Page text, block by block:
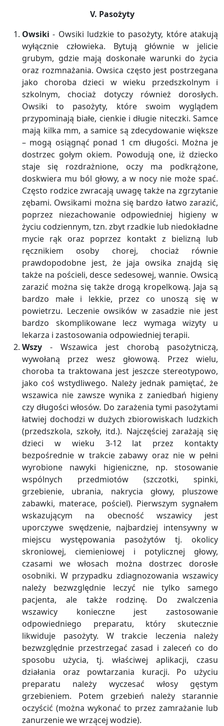
V. Pasożyty
Owsiki - Owsiki ludzkie to pasożyty, które atakują
wyłącznie człowieka. Bytują głównie w jelicie
grubym, gdzie mają doskonałe warunki do życia
oraz rozmnażania. Owsica często jest postrzegana
jako choroba dzieci w wieku przedszkolnym i
szkolnym, chociaż dotyczy również dorosłych.
Owsiki to pasożyty, które swoim wyglądem
przypominają białe, cienkie i długie niteczki. Samce
mają kilka mm, a samice są zdecydowanie większe
– mogą osiągnąć ponad 1 cm długości. Można je
dostrzec gołym okiem. Powodują one, iż dziecko
staje się rozdrażnione, oczy ma podkrążone,
doskwiera mu ból głowy, a w nocy nie może spać.
Często rodzice zwracają uwagę także na zgrzytanie
zębami. Owsikami można się bardzo łatwo zarazić,
poprzez niezachowanie odpowiedniej higieny w
życiu codziennym, tzn. zbyt rzadkie lub niedokładne
mycie rąk oraz poprzez kontakt z bielizną lub
ręcznikiem osoby chorej, chociaż równie
prawdopodobne jest, że jaja owsika znajdą się
także na pościeli, desce sedesowej, wannie. Owsicą
zarazić można się także drogą kropelkową. Jaja są
bardzo małe i lekkie, przez co unoszą się w
powietrzu. Leczenie owsików w zasadzie nie jest
bardzo skomplikowane lecz wymaga wizyty u
lekarza i zastosowania odpowiedniej terapii.
Wszy - Wszawica jest chorobą pasożytniczą,
wywołaną przez wesz głowową. Przez wielu,
choroba ta traktowana jest jeszcze stereotypowo,
jako coś wstydliwego. Należy jednak pamiętać, że
wszawica nie zawsze wynika z zaniedbań higieny
czy długości włosów. Do zarażenia tymi pasożytami
łatwiej dochodzi w dużych zbiorowiskach ludzkich
(przedszkola, szkoły, itd.). Najczęściej zarażają się
dzieci w wieku 3-12 lat przez kontakty
bezpośrednie w trakcie zabawy oraz nie w pełni
wyrobione nawyki higieniczne, np. stosowanie
wspólnych przedmiotów (szczotki, spinki,
grzebienie, ubrania, nakrycia głowy, pluszowe
zabawki, materace, pościel). Pierwszym sygnałem
wskazującym na obecność wszawicy jest
uporczywe swędzenie, najbardziej intensywny w
miejscu występowania pasożytów tj. okolicy
skroniowej, ciemieniowej i potylicznej głowy,
czasami we włosach można dostrzec dorosłe
osobniki. W przypadku zdiagnozowania wszawicy
należy bezwzględnie leczyć nie tylko samego
pacjenta, ale także rodzinę. Do zwalczenia
wszawicy konieczne jest zastosowanie
odpowiedniego preparatu, który skutecznie
likwiduje pasożyty. W trakcie leczenia należy
bezwzględnie przestrzegać zasad i zaleceń co do
sposobu użycia, tj. właściwej aplikacji, czasu
działania oraz powtarzania kuracji. Po użyciu
preparatu należy wyczesać włosy gęstym
grzebieniem. Potem grzebień należy starannie
oczyścić (można wykonać to przez zamrażanie lub
zanurzenie we wrzącej wodzie).